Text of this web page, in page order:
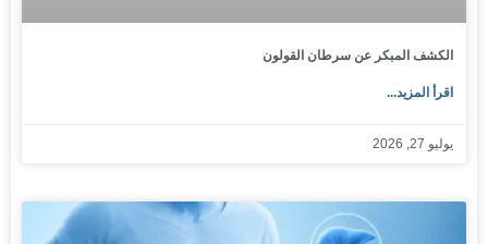
الكشف المبكر عن سرطان القولون
اقرأ المزيد...
يوليو 27, 2026